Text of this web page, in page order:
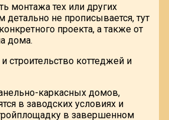
монтажа тех или других
детально не прописывается, тут
проекта, а также от
дома.
каркасных домов,
в заводских условиях и
в завершенном